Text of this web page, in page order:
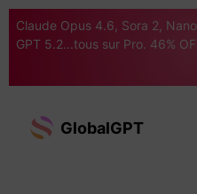
Claude Opus 4.6, Sora 2,
GPT 5.2...tous sur Pro. 46%
GlobalGPT